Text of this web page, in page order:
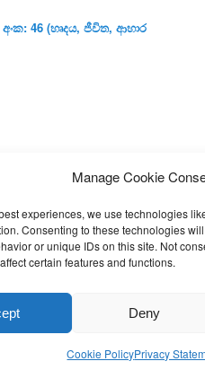
Manage Cookie
experiences, we use technologies
Consenting to these technologies
or unique IDs on this site. Not
certain features and functions.
Deny
Cookie PolicyPrivacy
46 (හෘදය, ජීවිත, ආහාර